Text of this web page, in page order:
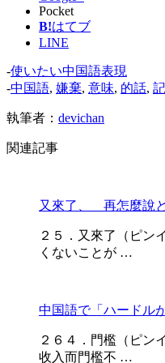
Pocket
B!はてブ
LINE
-使いたい中国語表現
-中国語, 嫌棄, 意味, 的話,
執筆者： devichan
関連記事
又來了、 再怎麼說
２５．又來了（ピン
くないことが …
中国語で「ハードル
２６４．門檻（ピン
收入而門檻不 …